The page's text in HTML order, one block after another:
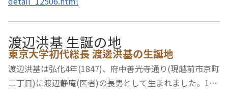
渡辺洪基 生誕の地
東京大学初代総長 渡邊洪基の生誕地
渡辺洪基は弘化4年(1847)、府中善光寺通り(現越前市京町
二丁目)に渡辺静庵(医者)の長男として生まれました。10